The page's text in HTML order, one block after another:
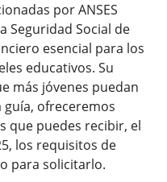
por ANSES
Seguridad Social de
esencial para los
educativos. Su
más jóvenes puedan
guía, ofreceremos
que puedes recibir, el
los requisitos de
para solicitarlo.